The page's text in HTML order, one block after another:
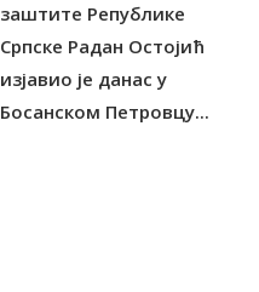
заштите Републике
Српске Радан Остојић
изјавио је данас у
Босанском Петровцу...